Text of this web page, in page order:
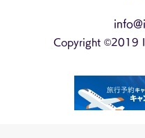
Copyright ©2019